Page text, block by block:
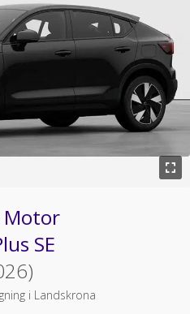
Motor
SE
i Landskrona